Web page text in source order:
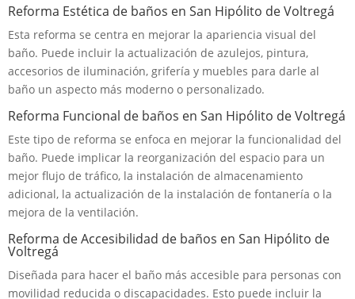
Reforma Estética de baños en San Hipólito de Voltregá
Esta reforma se centra en mejorar la apariencia visual del
baño. Puede incluir la actualización de azulejos, pintura,
accesorios de iluminación, grifería y muebles para darle al
baño un aspecto más moderno o personalizado.
Reforma Funcional de baños en San Hipólito de Voltregá
Este tipo de reforma se enfoca en mejorar la funcionalidad del
baño. Puede implicar la reorganización del espacio para un
mejor flujo de tráfico, la instalación de almacenamiento
adicional, la actualización de la instalación de fontanería o la
mejora de la ventilación.
Reforma de Accesibilidad de baños en San Hipólito de
Voltregá
Diseñada para hacer el baño más accesible para personas con
movilidad reducida o discapacidades. Esto puede incluir la